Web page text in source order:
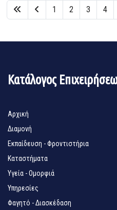
1 2 3 4
Κατάλογος
Αρχική
Διαμονή
Εκπαίδευση - Φροντιστήρια
Καταστήματα
Υγεία - Ομορφιά
Υπηρεσίες
Φαγητό - Διασκέδαση